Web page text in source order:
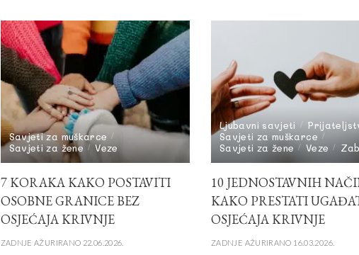
Savjeti za muškarce
Savjeti za žene
Veze
7 KORAKA KAKO POSTAVITI
OSOBNE GRANICE BEZ
OSJEĆAJA KRIVNJE
ZADNJE AŽURIRANO 22.06.2026.
Ljubavni savjeti
Savjeti za muškarce
Savjeti za žene
Veze
10 JEDNOSTAVNIH
KAKO PRESTATI
OSJEĆAJA KRIVNJE
ZADNJE AŽURIRANO 16.03.2026.